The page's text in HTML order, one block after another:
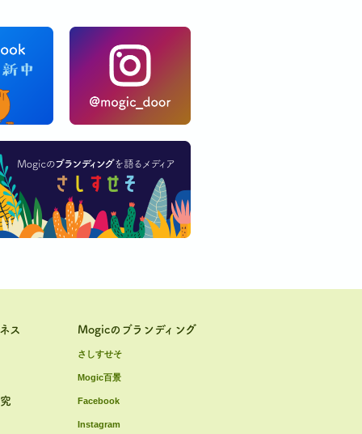
ス Mogicのブランディング
さしすせそ
Mogic百景
Facebook
Instagram